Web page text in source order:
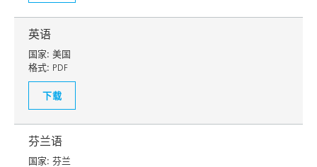
英语
国家: 美国
格式: PDF
下载
芬兰语
国家: 芬兰